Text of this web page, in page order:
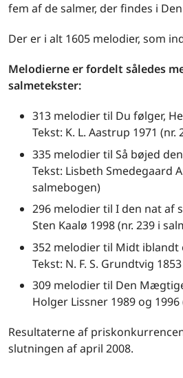
fem af de salmer, der findes i
Der er i alt 1605 melodier, som
Melodierne er fordelt således
salmetekster:
313 melodier til Du følger,
Tekst: K. L. Aastrup 1971
335 melodier til Så bøjed
Tekst: Lisbeth Smedegaard
salmebogen)
296 melodier til I den nat af
Sten Kaalø 1998 (nr. 239 i
352 melodier til Midt iblandt
Tekst: N. F. S. Grundtvig
309 melodier til Den
Holger Lissner 1989 og
Resultaterne af
slutningen af april 2008.